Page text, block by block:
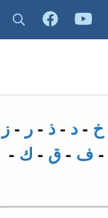
خ - د - ذ - ر - ز
- ف - ق - ك -